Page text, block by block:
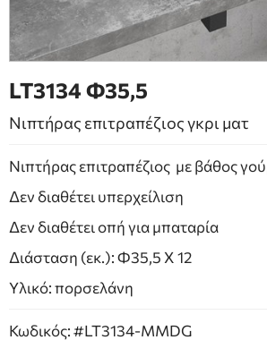
ΠΟΡΤΕΣ
ΤΖΑΚΙ
LT3134 Φ35,5
Νιπτήρας επιτραπέζιος γκρι ματ
Νιπτήρας επιτραπέζιος με βάθος
Δεν διαθέτει υπερχείλιση
Δεν διαθέτει οπή για μπαταρία
Διάσταση (εκ.): Φ35,5 Χ 12
Υλικό: πορσελάνη
Κωδικός: #LT3134-MMDG